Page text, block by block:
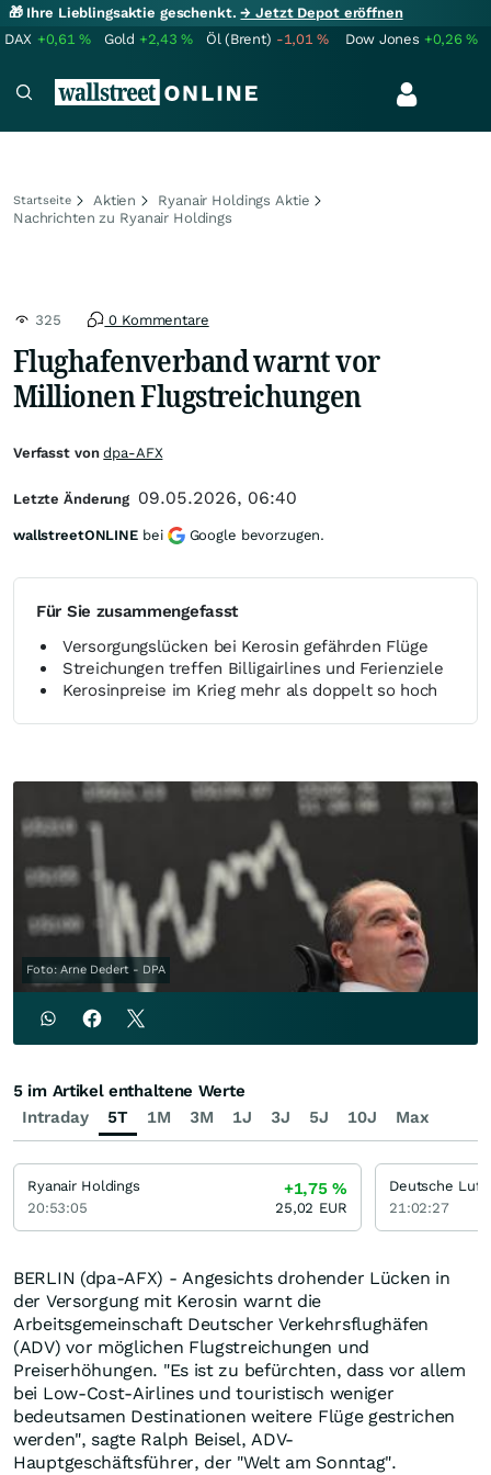
🎁 Ihre Lieblingsaktie geschenkt.→ Jetzt Depot eröffnen
DAX +0,61% Gold +2,43% Öl (Brent) -1,01% Dow Jones +0,26%
Startseite Aktien
Ryanair Holdings Aktie
Nachrichten zu Ryanair Holdings
325 0 Kommentare
Flughafenverband warnt vor
Millionen Flugstreichungen
Für Sie zusammengefasst
Versorgungslücken bei Kerosin gefährden Flüge
Streichungen treffen Billigairlines und Ferienziele
Kerosinpreise im Krieg mehr als doppelt so hoch
Foto: Arne Dedert - DPA
BERLIN (dpa-AFX) - Angesichts drohender Lücken in
der Versorgung mit Kerosin warnt die
Arbeitsgemeinschaft Deutscher Verkehrsflughäfen
(ADV) vor möglichen Flugstreichungen und
Preiserhöhungen. "Es ist zu befürchten, dass vor allem
bei Low-Cost-Airlines und touristisch weniger
bedeutsamen Destinationen weitere Flüge gestrichen
werden", sagte Ralph Beisel, ADV-
Hauptgeschäftsführer, der "Welt am Sonntag".
Verfasst vondpa-AFX
Letzte Änderung 09.05.2026, 06:40
wallstreetONLINE bei Google bevorzugen.
Intraday 5T 1M 3M 1J 3J 5J 10J Max
5 im Artikel enthaltene Werte
Ryanair Holdings
20:53:05
+1,75%
25,02 EUR
Deutsche
21:02:27